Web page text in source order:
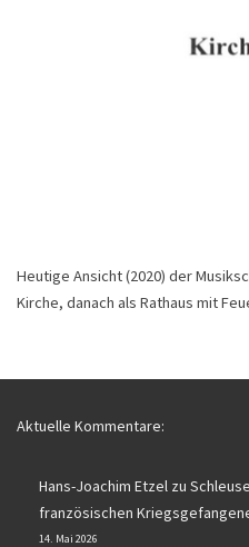
Heutige Ansicht (2020) der
Kirche, danach als Rathaus mit
Aktuelle Kommentare:
Hans-Joachim Etzel zu
französischen
14. Mai 2026